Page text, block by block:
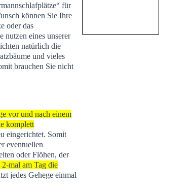
für
können Sie Ihre
oder das
nutzen eines unserer
natürlich die
und vieles
brauchen Sie nicht
vor und nach einem
komplett
eingerichtet. Somit
eventuellen
oder Flöhen, der
mal am Tag die
jedes Gehege einmal